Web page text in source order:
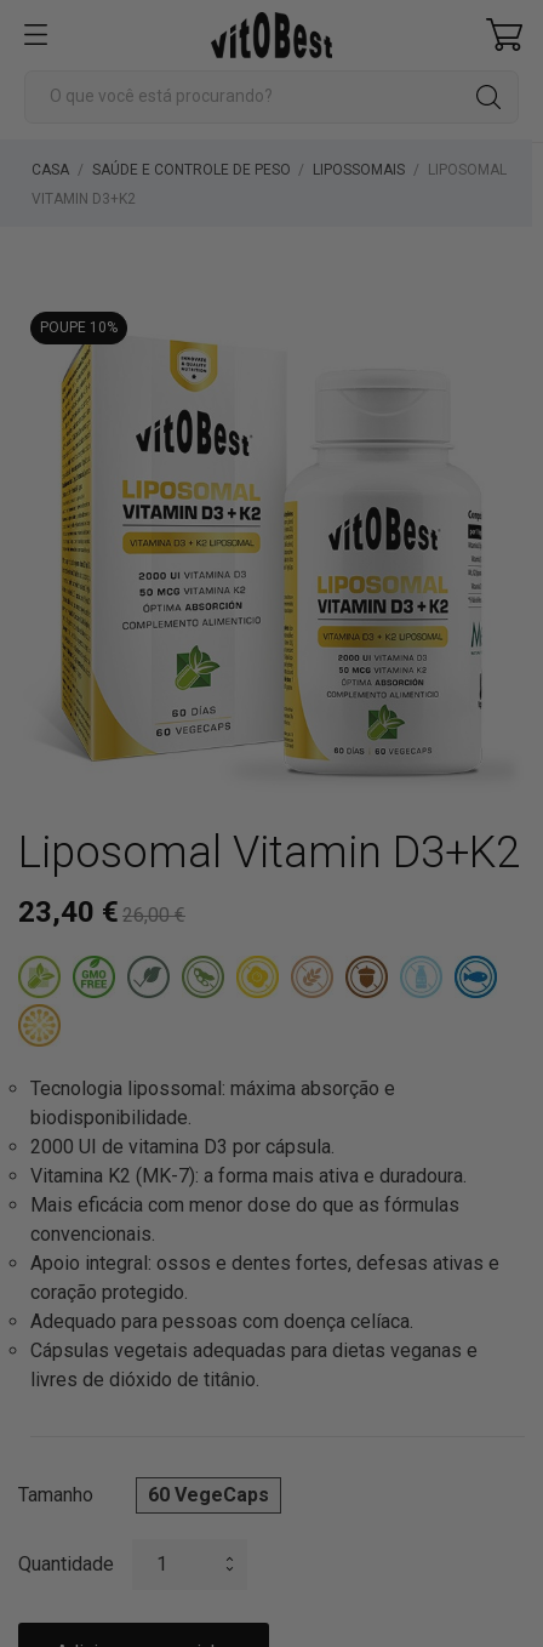
CASA SAÚDE E CONTROLE DE PESO LIPOSSOMAIS
LIPOSOMAL
VITAMIN D3+K2
POUPE 10%
Liposomal Vitamin D3+K2
23,40 € 26,00 €
Tecnologia lipossomal: máxima absorção e
biodisponibilidade.
2000 UI de vitamina D3 por cápsula.
Vitamina K2 (MK-7): a forma mais ativa e duradoura.
Mais eficácia com menor dose do que as fórmulas
convencionais.
Apoio integral: ossos e dentes fortes, defesas ativas e
coração protegido.
Adequado para pessoas com doença celíaca.
Cápsulas vegetais adequadas para dietas veganas e
livres de dióxido de titânio.
Tamanho 60 VegeCaps
Quantidade